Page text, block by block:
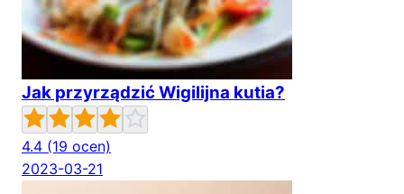
Jak przyrządzić Wigilijna kutia?
4.4 (19 ocen)
2023-03-21